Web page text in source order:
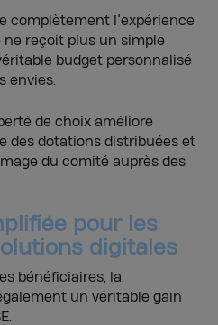
complètement l’expérience
reçoit plus un simple
budget personnalisé
envies.
de choix améliore
des dotations distribuées et
du comité auprès des
pour les
digitales
bénéficiaires, la
un véritable gain